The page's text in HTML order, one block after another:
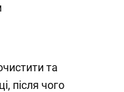
та
після чого